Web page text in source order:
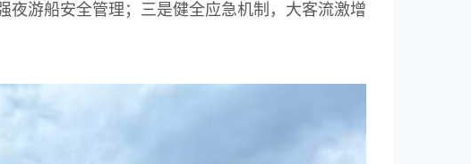
夜游船安全管理；三是健全应急机制，大客流激增